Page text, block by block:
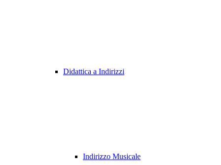
Didattica a Indirizzi
Indirizzo Musicale